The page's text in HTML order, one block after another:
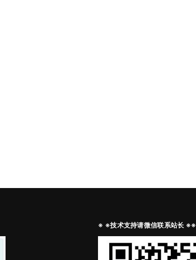
※ ※技术支持请微信联系站长 ※※